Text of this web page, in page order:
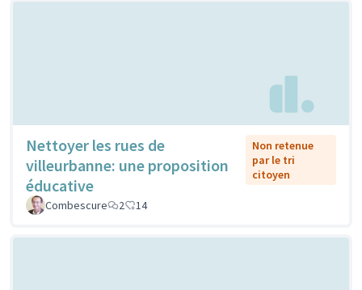
Nettoyer les rues de
villeurbanne: une proposition
éducative
Non retenue
par le tri
citoyen
Combescure 2 14